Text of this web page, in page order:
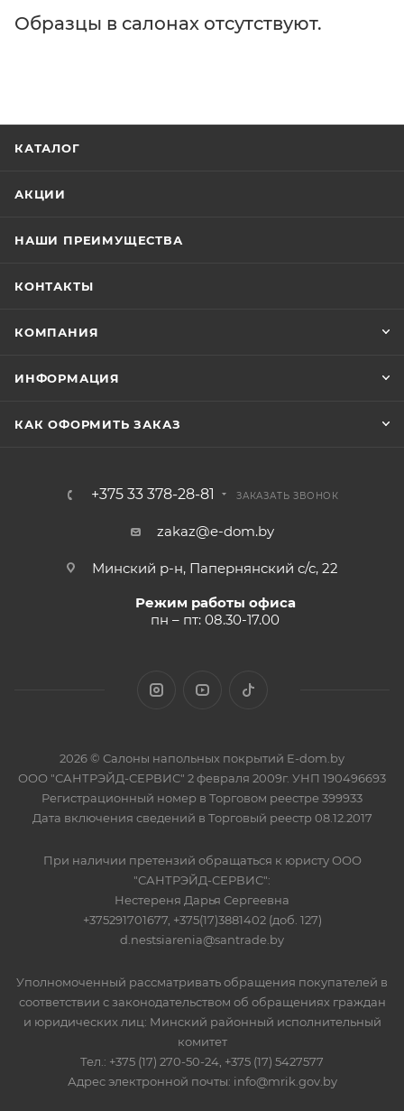
Образцы в салонах отсутствуют.
КАТАЛОГ
АКЦИИ
НАШИ ПРЕИМУЩЕСТВА
КОНТАКТЫ
КОМПАНИЯ
ИНФОРМАЦИЯ
КАК ОФОРМИТЬ ЗАКАЗ
+375 33 378-28-81 ЗАКАЗАТЬ ЗВОНОК
zakaz@e-dom.by
Минский р-н, Папернянский с/с, 22
Режим работы офиса
пн – пт: 08.30-17.00
2026 © Салоны напольных покрытий E-dom.by
ООО "САНТРЭЙД-СЕРВИС" 2 февраля 2009г. УНП 190496693
Регистрационный номер в Торговом реестре 399933
Дата включения сведений в Торговый реестр 08.12.2017
При наличии претензий обращаться к юристу ООО
"САНТРЭЙД-СЕРВИС":
Нестереня Дарья Сергеевна
+375291701677, +375(17)3881402 (доб. 127)
d.nestsiarenia@santrade.by
Уполномоченный рассматривать обращения покупателей в
соответствии с законодательством об обращениях граждан
и юридических лиц: Минский районный исполнительный
комитет
Тел.: +375 (17) 270-50-24, +375 (17) 5427577
Адрес электронной почты: info@mrik.gov.by